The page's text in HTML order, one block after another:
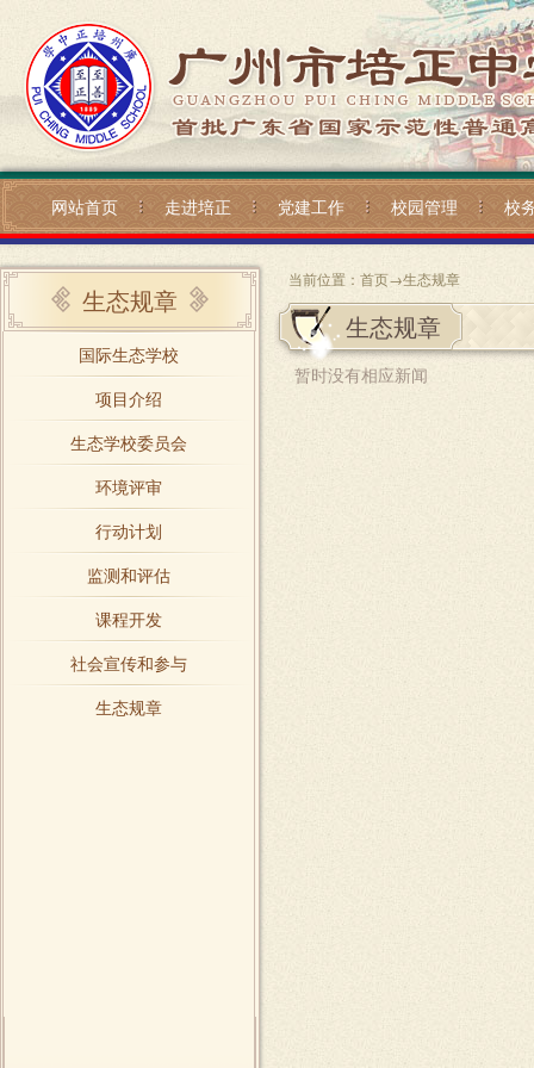
网站首页 走进培正 党建工作 校园管理 校
生态规章
国际生态学校
项目介绍
生态学校委员会
环境评审
行动计划
监测和评估
课程开发
社会宣传和参与
生态规章
当前位置： 首页→生态规章
生态规章
暂时没有相应新闻